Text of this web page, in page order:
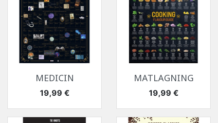
MEDICIN
Pris
19,99 €
MATLAGNING
Pris
19,99 €